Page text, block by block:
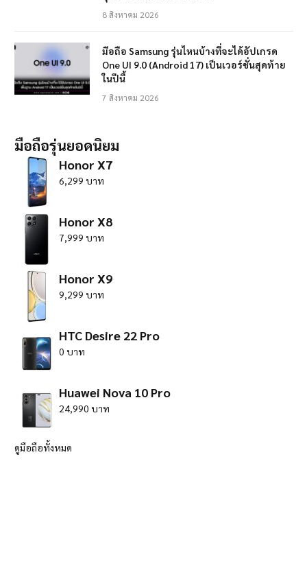
8 สิงหาคม 2026
มือถือ Samsung รุ่นไหนบ้างที่จะได้อัปเกรด
One UI 9.0 (Android 17) เป็นเวอร์ชั่นสุดท้าย
ในปีนี้
7 สิงหาคม 2026
มือถือรุ่นยอดนิยม
Honor X7
6,299 บาท
Honor X8
7,999 บาท
Honor X9
9,299 บาท
HTC Desire 22 Pro
0 บาท
Huawei Nova 10 Pro
24,990 บาท
ดูมือถือทั้งหมด